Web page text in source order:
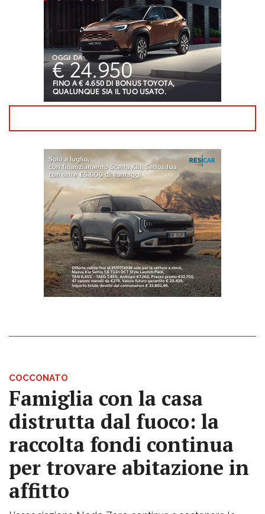
COCCONATO
Famiglia con la casa
distrutta dal fuoco: la
raccolta fondi continua
per trovare abitazione in
affitto